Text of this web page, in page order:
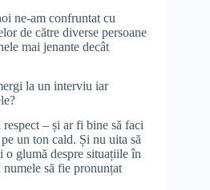
ne-am confruntat cu
de către diverse persoane
mai jenante decât
la un interviu iar
– și ar fi bine să faci
un ton cald. Și nu uita să
o glumă despre situațiile în
să fie pronunțat